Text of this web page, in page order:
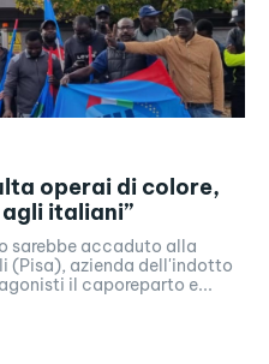
operai di colore,
italiani”
sarebbe accaduto alla
(Pisa), azienda dell'indotto
il caporeparto e...